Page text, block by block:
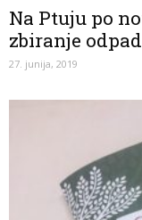
Na Ptuju po
zbiranje
27. junija, 2019